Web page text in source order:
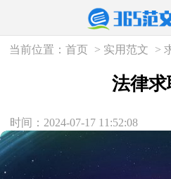
当前位置：首页 > 实用范文 >
法律
时间：2024-07-17 11:52:08